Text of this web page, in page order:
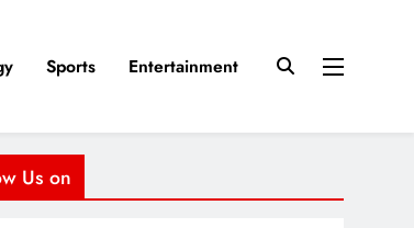
Sports Entertainment
Us on